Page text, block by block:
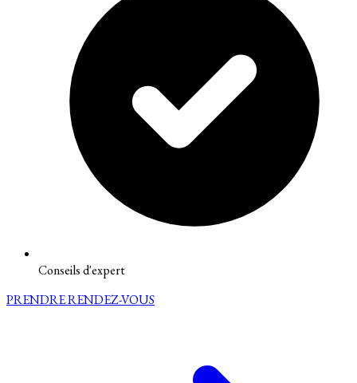
Conseils d'expert
PRENDRE RENDEZ-VOUS